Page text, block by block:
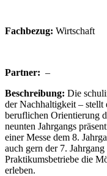
Fachbezug: Wirtschaft
Partner: –
Beschreibung: Die
der Nachhaltigkeit –
beruflichen Orientierung
neunten Jahrgangs
einer Messe dem 8.
auch gern der 7.
Praktikumsbetriebe die
erleben.